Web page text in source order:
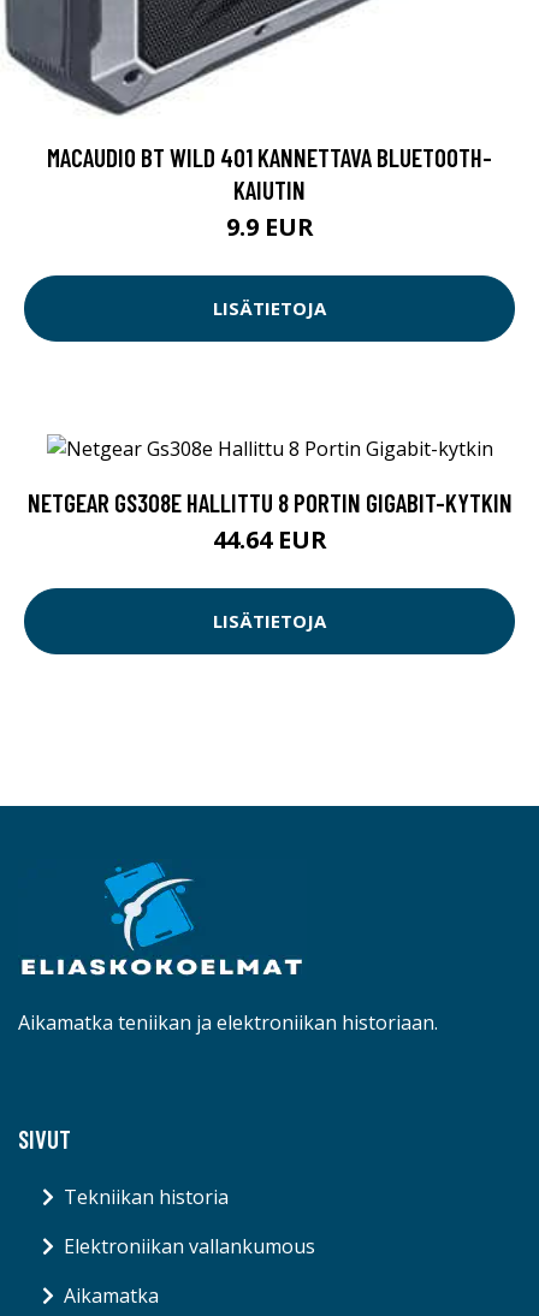
MACAUDIO BT WILD 401 KANNETTAVA BLUETOOTH-
KAIUTIN
9.9 EUR
LISÄTIETOJA
NETGEAR GS308E HALLITTU 8 PORTIN GIGABIT-KYTKIN
44.64 EUR
LISÄTIETOJA
Aikamatka teniikan ja elektroniikan historiaan.
SIVUT
Tekniikan historia
Elektroniikan vallankumous
Aikamatka